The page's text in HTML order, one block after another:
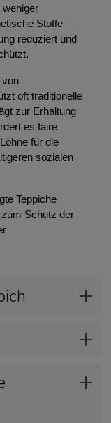
weniger
Stoffe
reduziert und
von
oft traditionelle
zur Erhaltung
es faire
für die
sozialen
Teppiche
Schutz der